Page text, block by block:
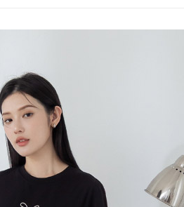
國家/地區配送